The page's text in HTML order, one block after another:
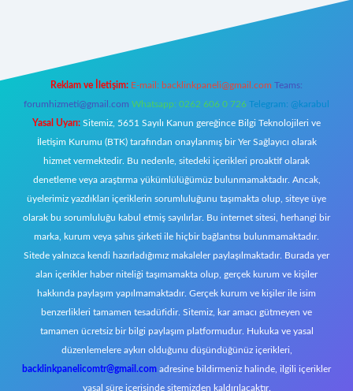
Reklam ve İletişim: E-mail: backlinkpaneli@gmail.com Teams:
forumhizmeti@gmail.com Whatsapp: 0262 606 0 726 Telegram: @karabul
Yasal Uyarı: Sitemiz, 5651 Sayılı Kanun gereğince Bilgi Teknolojileri ve
İletişim Kurumu (BTK) tarafından onaylanmış bir Yer Sağlayıcı olarak
hizmet vermektedir. Bu nedenle, sitedeki içerikleri proaktif olarak
denetleme veya araştırma yükümlülüğümüz bulunmamaktadır. Ancak,
üyelerimiz yazdıkları içeriklerin sorumluluğunu taşımakta olup, siteye üye
olarak bu sorumluluğu kabul etmiş sayılırlar. Bu internet sitesi, herhangi bir
marka, kurum veya şahıs şirketi ile hiçbir bağlantısı bulunmamaktadır.
Sitede yalnızca kendi hazırladığımız makaleler paylaşılmaktadır. Burada yer
alan içerikler haber niteliği taşımamakta olup, gerçek kurum ve kişiler
hakkında paylaşım yapılmamaktadır. Gerçek kurum ve kişiler ile isim
benzerlikleri tamamen tesadüfidir. Sitemiz, kar amacı gütmeyen ve
tamamen ücretsiz bir bilgi paylaşım platformudur. Hukuka ve yasal
düzenlemelere aykırı olduğunu düşündüğünüz içerikleri,
backlinkpanelicomtr@gmail.com adresine bildirmeniz halinde, ilgili içerikler
yasal süre içerisinde sitemizden kaldırılacaktır.